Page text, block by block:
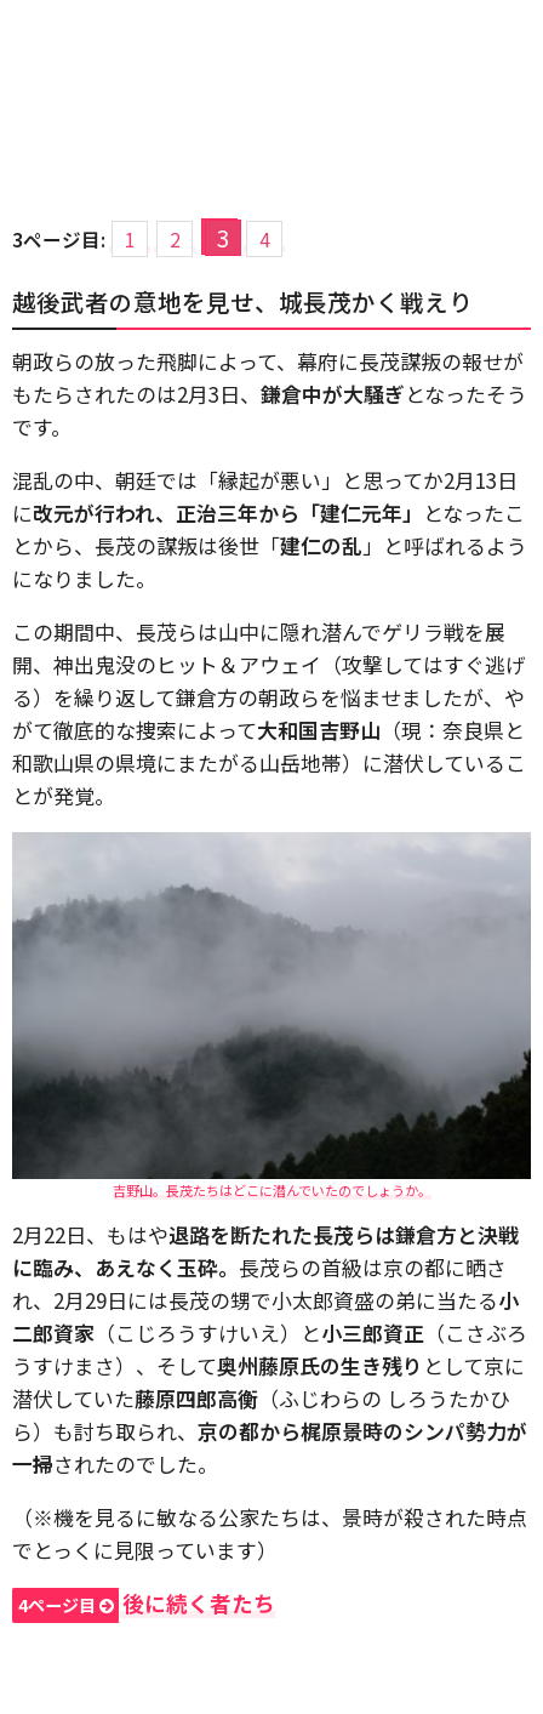
3ページ目: 1 2 3 4
越後武者の意地を見せ、城長茂かく戦えり
朝政らの放った飛脚によって、幕府に長茂謀叛の報せが
もたらされたのは2月3日、 鎌倉中が大騒ぎとなったそう
です。
混乱の中、朝廷では「縁起が悪い」と思ってか2月13日
に改元が行われ、正治三年から「建仁元年」 となったこ
とから、長茂の謀叛は後世「建仁の乱」と呼ばれるよう
になりました。
この期間中、長茂らは山中に隠れ潜んでゲリラ戦を展
開、神出鬼没のヒット＆アウェイ（攻撃してはすぐ逃げ
る）を繰り返して鎌倉方の朝政らを悩ませましたが、や
がて徹底的な捜索によって大和国吉野山 （現：奈良県と
和歌山県の県境にまたがる山岳地帯）に潜伏しているこ
とが発覚。
吉野山。長茂たちはどこに潜んでいたのでしょうか。
2月22日、もはや退路を断たれた長茂らは鎌倉方と決戦
に臨み、あえなく玉砕。 長茂らの首級は京の都に晒さ
れ、2月29日には長茂の甥で小太郎資盛の弟に当たる小
二郎資家 （こじろうすけいえ）と小三郎資正 （こさぶろ
うすけまさ）、そして奥州藤原氏の生き残り として京に
潜伏していた藤原四郎高衡 （ふじわらの しろうたかひ
ら）も討ち取られ、 京の都から梶原景時のシンパ勢力が
一掃されたのでした。
（※機を見るに敏なる公家たちは、景時が殺された時点
でとっくに見限っています）
4ページ目 後に続く者たち